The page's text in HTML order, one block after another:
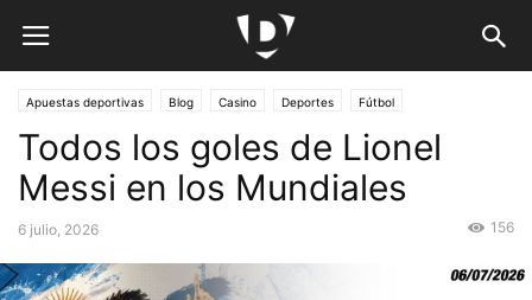
Apuestas deportivas Blog Casino Deportes Fútbol
Fútbol Internacional Guatemala Preguntas frecuentes
Todos los goles de Lionel
Messi en los Mundiales
6 julio, 2026 156